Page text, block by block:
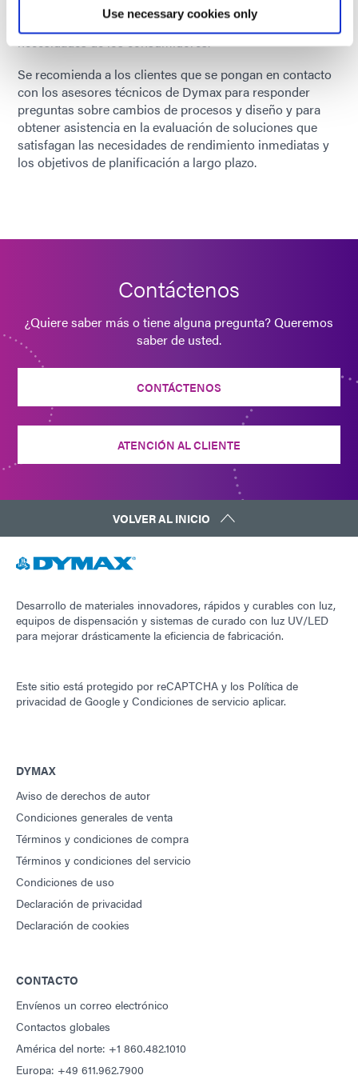
Use necessary cookies only
en la confiabilidad del producto y las futuras directivas de
cumplimiento y, al mismo tiempo, abordando las
necesidades de los consumidores.
Se recomienda a los clientes que se pongan en contacto
con los asesores técnicos de Dymax para responder
preguntas sobre cambios de procesos y diseño y para
obtener asistencia en la evaluación de soluciones que
satisfagan las necesidades de rendimiento inmediatas y
los objetivos de planificación a largo plazo.
Contáctenos
¿Quiere saber más o tiene alguna pregunta? Queremos
saber de usted.
CONTÁCTENOS
ATENCIÓN AL CLIENTE
VOLVER AL INICIO
Desarrollo de materiales innovadores, rápidos y curables con luz,
equipos de dispensación y sistemas de curado con luz UV/LED
para mejorar drásticamente la eficiencia de fabricación.
Este sitio está protegido por reCAPTCHA y los Política de
privacidad de Google y Condiciones de servicio aplicar.
DYMAX
Aviso de derechos de autor
Condiciones generales de venta
Términos y condiciones de compra
Términos y condiciones del servicio
Condiciones de uso
Declaración de privacidad
Declaración de cookies
CONTACTO
Envíenos un correo electrónico
Contactos globales
América del norte: +1 860.482.1010
Europa: +49 611.962.7900